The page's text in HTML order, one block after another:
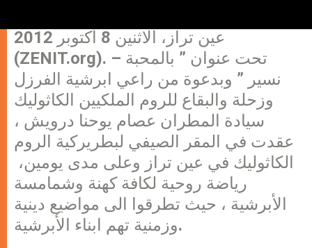
عين تراز، الاثنين 8 أكتوبر 2012
(ZENIT.org). – تحت عنوان ” بالمحبة
نسير ” وبدعوة من راعي ابرشية الفرزل
وزحلة والبقاع للروم الملكيين الكاثوليك
سيادة المطران عصام يوحنا درويش ،
عقدت في المقر الصيفي لبطريركية الروم
الكاثوليك في عين تراز وعلى مدى يومين،
رياضة روحية لكافة كهنة وشمامسة
الأبرشية ، حيث تطرقوا الى مواضيع دينية
وزمنية تهم ابناء الأبرشية.